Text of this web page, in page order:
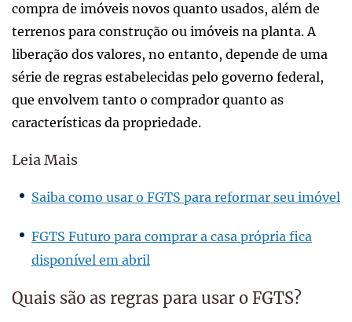
compra de imóveis novos quanto usados, além de
terrenos para construção ou imóveis na planta. A
liberação dos valores, no entanto, depende de uma
série de regras estabelecidas pelo governo federal,
que envolvem tanto o comprador quanto as
características da propriedade.
Leia Mais
Saiba como usar o FGTS para reformar seu imóvel
FGTS Futuro para comprar a casa própria fica
disponível em abril
Quais são as regras para usar o FGTS?